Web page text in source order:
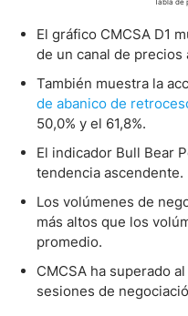
Tabla
El gráfico CMCSA D1
de un canal de precios
También muestra la
de abanico de
50,0% y el 61,8%.
El indicador Bull Bear
tendencia ascendente.
Los volúmenes de
más altos que los
promedio.
CMCSA ha superado
sesiones de